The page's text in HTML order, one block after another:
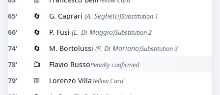
65' 🔄 G. Caprari (A. Seghetti)Substitution 1
66' 🔄 P. Fusi (L. Di Maggio)Substitution 2
74' 🔄 M. Bortolussi (F. Di Mariano)Substitution 3
78' 📺 Flavio RussoPenalty confirmed
79' 🟨 Lorenzo VillaYellow Card